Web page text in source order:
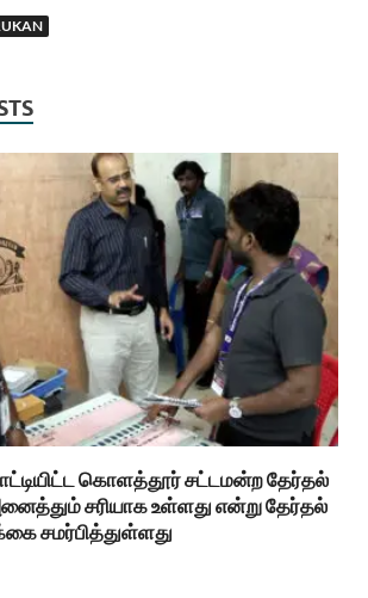
கொளத்தூர் சட்டமன்ற தேர்தல்
சரியாக உள்ளது என்று தேர்தல்
சமர்பித்துள்ளது